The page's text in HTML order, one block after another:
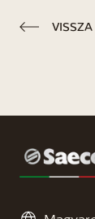
VISSZA